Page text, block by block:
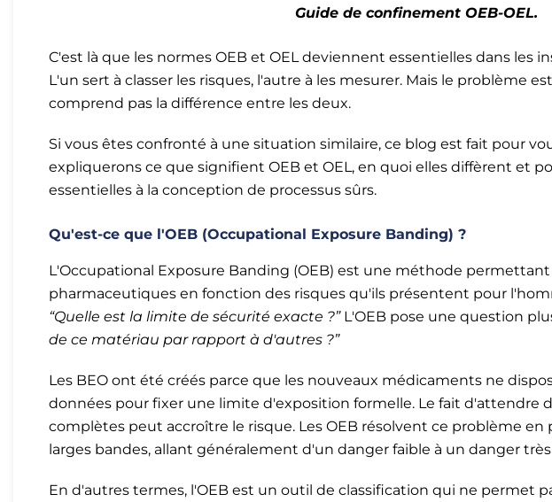
Guide de confinement OEB-OEL.
C'est là que les normes OEB et OEL deviennent essentielles dans les
L'un sert à classer les risques, l'autre à les mesurer. Mais le problème
comprend pas la différence entre les deux.
Si vous êtes confronté à une situation similaire, ce blog est fait pour
expliquerons ce que signifient OEB et OEL, en quoi elles diffèrent et
essentielles à la conception de processus sûrs.
Qu'est-ce que l'OEB (Occupational Exposure Banding) ?
L'Occupational Exposure Banding (OEB) est une méthode
pharmaceutiques en fonction des risques qu'ils présentent pour
“Quelle est la limite de sécurité exacte ?”L'OEB pose une question
de ce matériau par rapport à d'autres ?”
Les BEO ont été créés parce que les nouveaux médicaments ne
données pour fixer une limite d'exposition formelle. Le fait d'attendre
complètes peut accroître le risque. Les OEB résolvent ce problème en
larges bandes, allant généralement d'un danger faible à un danger
En d'autres termes, l'OEB est un outil de classification qui ne permet